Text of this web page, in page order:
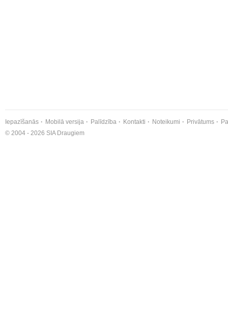
Iepazīšanās Mobilā versija Palīdzība Kontakti Noteikumi Privātums
© 2004 - 2026 SIA Draugiem